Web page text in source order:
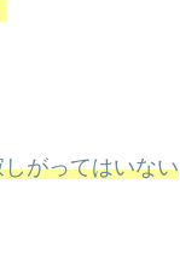
がってはいない